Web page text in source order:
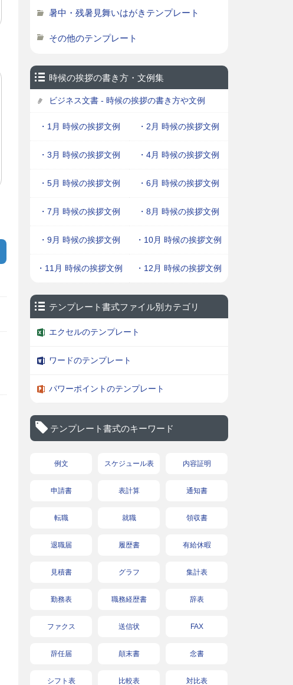
暑中・残暑見舞いはがきテンプレート
その他のテンプレート
時候の挨拶の書き方・文例集
ビジネス文書 - 時候の挨拶の書き方や文例
・1月 時候の挨拶文例 ・2月 時候の挨拶文例
・3月 時候の挨拶文例 ・4月 時候の挨拶文例
・5月 時候の挨拶文例 ・6月 時候の挨拶文例
・7月 時候の挨拶文例 ・8月 時候の挨拶文例
・9月 時候の挨拶文例 ・10月 時候の挨拶文例
・11月 時候の挨拶文例 ・12月 時候の挨拶文例
テンプレート書式ファイル別カテゴリ
エクセルのテンプレート
ワードのテンプレート
パワーポイントのテンプレート
テンプレート書式のキーワード
例文 スケジュール表 内容証明
申請書 表計算 通知書
転職 就職 領収書
退職届 履歴書 有給休暇
見積書 グラフ 集計表
勤務表 職務経歴書 辞表
ファクス 送信状 FAX
辞任届 顛末書 念書
シフト表 比較表 対比表